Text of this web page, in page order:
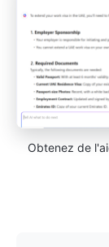
Obtenez de